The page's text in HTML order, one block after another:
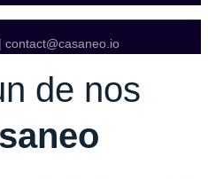
de nos